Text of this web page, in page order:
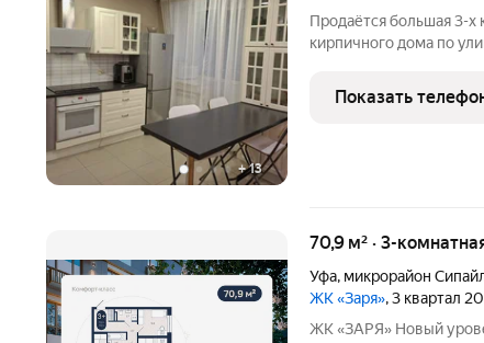
+13
Прoдaётcя большая 3-х
киpпичнoгo дoмa по
61, лицей 155,
хороший
Показать
70,9 м² · 3-
Уфа, микрорайон
ЖК «Заря», 3 квартал
ЖК «ЗАРЯ» Новый уровень комфорта в Сипайлово Жилой